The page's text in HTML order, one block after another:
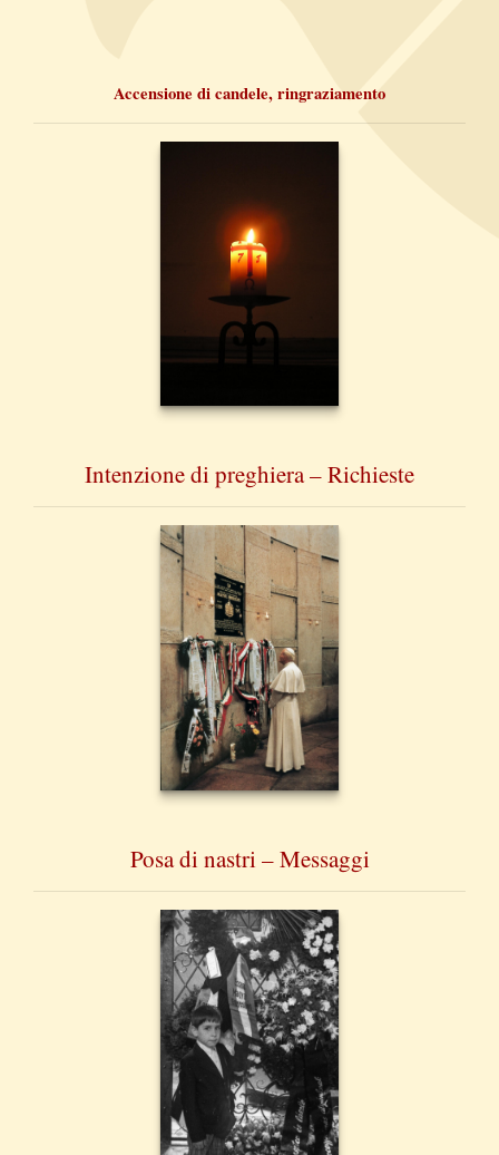
Accensione di candele, ringraziamento
Intenzione di preghiera – Richieste
Posa di nastri – Messaggi